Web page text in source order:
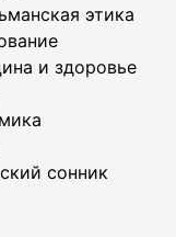
этика
и здоровье
сонник